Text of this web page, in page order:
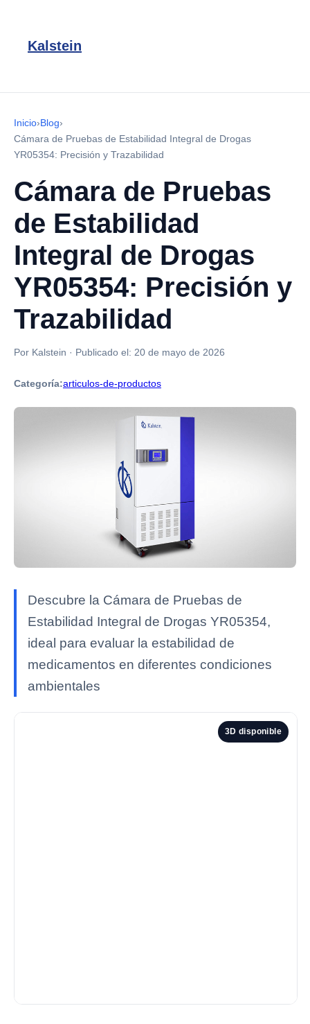
Kalstein
Inicio›Blog›
Cámara de Pruebas de Estabilidad Integral de Drogas
YR05354: Precisión y Trazabilidad
Cámara de Pruebas
de Estabilidad
Integral de Drogas
YR05354: Precisión y
Trazabilidad
Por Kalstein · Publicado el: 20 de mayo de 2026
Categoría:articulos-de-productos
Descubre la Cámara de Pruebas de
Estabilidad Integral de Drogas YR05354,
ideal para evaluar la estabilidad de
medicamentos en diferentes condiciones
ambientales
3D disponible